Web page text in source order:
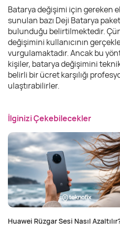
Batarya değişimi için gereken
sunulan bazı Deji Batarya
bulunduğu belirtilmektedir.
değişimini kullanıcının
vurgulamaktadır. Ancak bu
kişiler, batarya değişimini
belirli bir ücret karşılığı
ulaştırabilirler.
İlginizi Çekebilecekler
Huawei Rüzgar Sesi Nasıl